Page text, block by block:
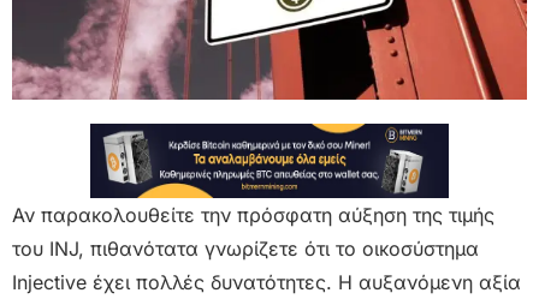
Αν παρακολουθείτε την πρόσφατη αύξηση της τιμής
του INJ, πιθανότατα γνωρίζετε ότι το οικοσύστημα
Injective έχει πολλές δυνατότητες. Η αυξανόμενη αξία